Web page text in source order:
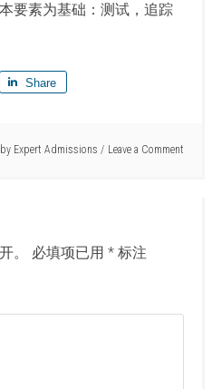
要素为基础：测试，追踪
Share
Expert Admissions Leave a Comment
。 必填项已用* 标注